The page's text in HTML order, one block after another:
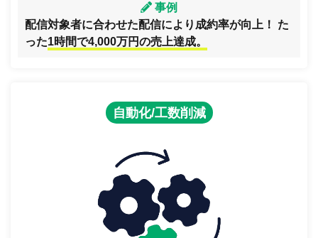
事例
配信対象者に合わせた配信により成約率が向上！ た
った1時間で4,000万円の売上達成。
自動化/工数削減